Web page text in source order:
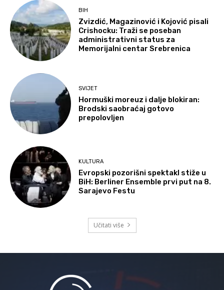
BIH
Zvizdić, Magazinović i Kojović pisali
Crishocku: Traži se poseban
administrativni status za
Memorijalni centar Srebrenica
SVIJET
Hormuški moreuz i dalje blokiran:
Brodski saobraćaj gotovo
prepolovljen
KULTURA
Evropski pozorišni spektakl stiže u
BiH: Berliner Ensemble prvi put na 8.
Sarajevo Festu
Učitati više